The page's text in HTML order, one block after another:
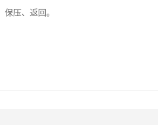
压、返回。